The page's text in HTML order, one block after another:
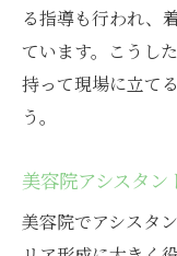
る指導も行われ、
ています。こうし
持って現場に立て
う。
美容院アシスタ
美容院でアシスタ